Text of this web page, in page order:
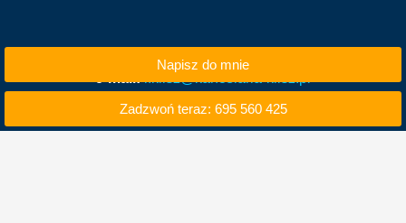
e-mail: i.klisz@kancelaria-klisz.pl
Napisz do mnie
Zadzwoń teraz: 695 560 425